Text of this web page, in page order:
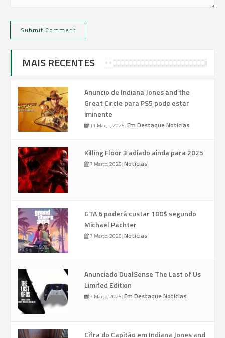
MAIS RECENTES
Anuncio de Indiana Jones and the
Great Circle para PS5 pode estar
iminente
11 Março, 2025|Em Destaque Noticias
Killing Floor 3 adiado ainda para 2025
7 Março, 2025|Noticias
GTA 6 poderá custar 100$ segundo
Michael Pachter
7 Março, 2025|Noticias
Anunciado DualSense The Last of Us
Limited Edition
7 Março, 2025|Em Destaque Noticias
Cifra do Capitão em Indiana Jones and